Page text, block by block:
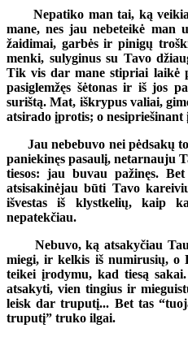
Nepatiko man tai, ką
mane, nes jau nebeteikė man
žaidimai, garbės ir pinigų
menki, sulyginus su Tavo
Tik vis dar mane stipriai laikė
pasiglemžęs šėtonas ir iš jos
surištą. Mat, iškrypus valiai,
atsirado įprotis; o
Jau nebebuvo nei pėdsakų
paniekinęs pasaulį, netarnauju
tiesos: jau buvau pažinęs.
atsisakinėjau būti Tavo
išvestas iš klystkelių, kaip
nepatekčiau.
Nebuvo, ką atsakyčiau
miegi, ir kelkis iš numirusių, o
teikei įrodymu, kad tiesą
atsakyti, vien tingius ir
leisk dar truputį... Bet tas
truputį” truko ilgai.